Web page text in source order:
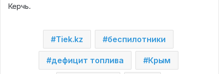
Керчь.
Tiek.kz беспилотники
дефицит топлива Крым